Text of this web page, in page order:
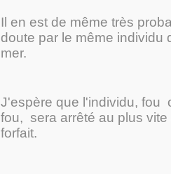
Il en est de même très
doute par le même individu
mer.
J'espère que l'individu, fou
fou, sera arrêté au plus
forfait.